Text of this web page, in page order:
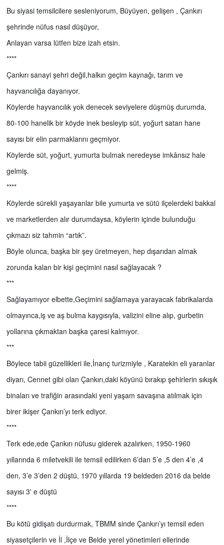
Bu siyasi temsilcilere sesleniyorum, Büyüyen, gelişen , Çankırı
şehrinde nüfus nasıl düşüyor,
Anlayan varsa lütfen bize izah etsin.
****
Çankırı sanayi şehri değil,halkın geçim kaynağı, tarım ve
hayvancılığa dayanıyor.
Köylerde hayvancılık yok denecek seviyelere düşmüş durumda,
80-100 hanelik bir köyde inek besleyip süt, yoğurt satan hane
sayısı bir elin parmaklarını geçmiyor.
Köylerde süt, yoğurt, yumurta bulmak neredeyse imkânsız hale
gelmiş.
****
Köylerde sürekli yaşayanlar bile yumurta ve sütü ilçelerdeki bakkal
ve marketlerden alır durumdaysa, köylerin içinde bulunduğu
çıkmazı siz tahmin “artık”.
Böyle olunca, başka bir şey üretmeyen, hep dışarıdan almak
zorunda kalan bir kişi geçimini nasıl sağlayacak ?
***
Sağlayamıyor elbette,Geçimini sağlamaya yarayacak fabrikalarda
olmayınca,iş ve aş bulma kaygısıyla, valizini eline alıp, gurbetin
yollarına çıkmaktan başka çaresi kalmıyor.
***
Böylece tabii güzellikleri ile,İnanç turizmiyle , Karatekin eli yaranlar
diyarı, Cennet gibi olan Çankırı,daki köyünü bırakıp şehirlerin sıkışık
binaları ve trafiğin arasındaki yeni yaşam savaşına atılmak için
birer ikişer Çankırı’yı terk ediyor.
****
Terk ede,ede Çankırı nüfusu giderek azalırken, 1950-1960
yıllarında 6 miletvekili ile temsil edilirken 6’dan 5’e ,5 den 4’e ,4
den, 3’e 3’den 2 düştü, 1970 yıllarda 19 beldeden 2016 da belde
sayısı 3' e düştü
****
Bu kötü gidişatı durdurmak, TBMM sinde Çankırı’yı temsil eden
siyasetçilerin ve İl ,İlçe ve Belde yerel yönetimleri ellerinde